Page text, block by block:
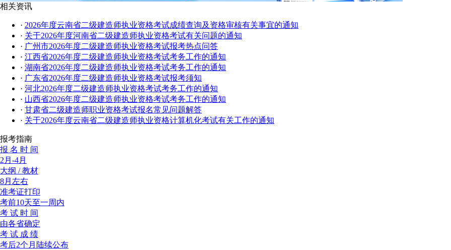
相关资讯
· 2026年度云南省二级建造师执业资格考试成绩查询及资格审核有关事宜的通知
· 关于2026年度河南省二级建造师执业资格考试有关问题的通知
· 广州市2026年度二级建造师执业资格考试报考热点问答
· 江西省2026年度二级建造师执业资格考试考务工作的通知
· 湖南省2026年度二级建造师执业资格考试考务工作的通知
· 广东省2026年度二级建造师执业资格考试报考须知
· 河北2026年度二级建造师执业资格考试考务工作的通知
· 山西省2026年度二级建造师执业资格考试考务工作的通知
· 甘肃省二级建造师职业资格考试报名常见问题解答
· 关于2026年度云南省二级建造师执业资格计算机化考试有关工作的通知
报考指南
报 名 时 间
2月-4月
大纲 / 教材
8月左右
准考证打印
考前10天至一周内
考 试 时 间
由各省确定
考 试 成 绩
考后2个月陆续公布